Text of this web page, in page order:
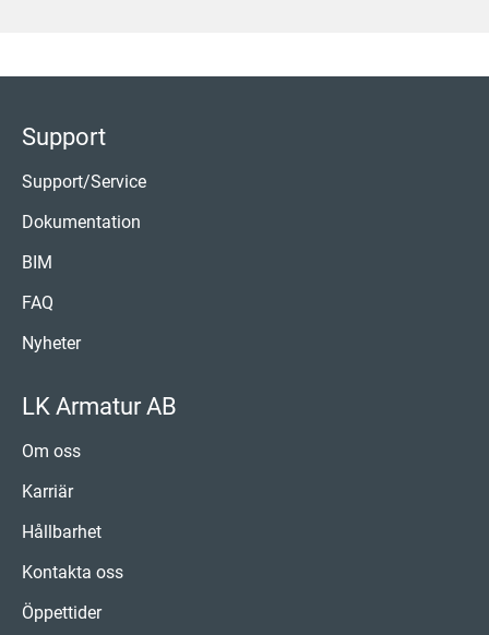
Support
Support/Service
Dokumentation
BIM
FAQ
Nyheter
LK Armatur AB
Om oss
Karriär
Hållbarhet
Kontakta oss
Öppettider